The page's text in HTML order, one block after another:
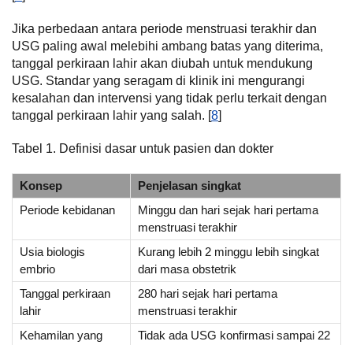
Jika perbedaan antara periode menstruasi terakhir dan
USG paling awal melebihi ambang batas yang diterima,
tanggal perkiraan lahir akan diubah untuk mendukung
USG. Standar yang seragam di klinik ini mengurangi
kesalahan dan intervensi yang tidak perlu terkait dengan
tanggal perkiraan lahir yang salah. [8]
Tabel 1. Definisi dasar untuk pasien dan dokter
Konsep
Penjelasan singkat
Periode kebidanan
Minggu dan hari sejak hari pertama
menstruasi terakhir
Usia biologis
embrio
Kurang lebih 2 minggu lebih singkat
dari masa obstetrik
Tanggal perkiraan
lahir
280 hari sejak hari pertama
menstruasi terakhir
Kehamilan yang
Tidak ada USG konfirmasi sampai 22